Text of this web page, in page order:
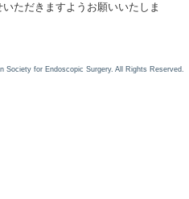
ただきますようお願いいたしま
Society for Endoscopic Surgery. All Rights Reserved.